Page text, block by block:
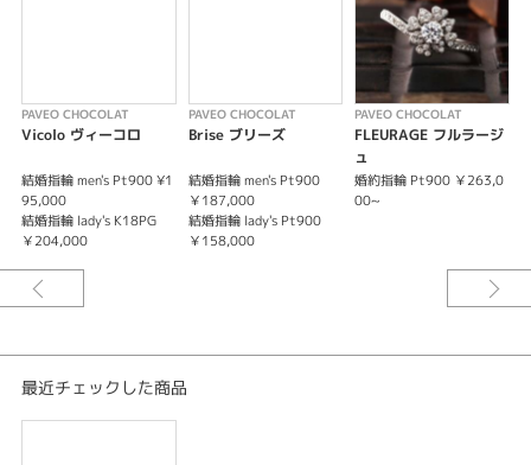
やすらぎでつむぐ日々。シンプルに組み合わされた婚約指輪（エンゲージリ
ング）と結婚指輪（マリッジリング）のセットリング。レディースはダイヤ
モンドで女性らしく、メンズはセンターのみを鏡面仕上げで残し、サイドは
マット加工（つや消し）で男性らしく。
※価格は税込みになります。
※センターダイヤモンドの価格は含まれません。
PAVEO CHOCOLAT
Vicolo ヴィーコロ
結婚指輪 men's Pt900 ¥1
95,000
結婚指輪 lady's K18PG
￥204,000
PAVEO CHOCOLAT
Brise ブリーズ
結婚指輪 men's Pt900
￥187,000
結婚指輪 lady's Pt900
￥158,000
PAVEO CHOCOLAT
FLEURAGE フルラージ
ュ
婚約指輪 Pt900 ￥263,0
00~
最近チェックした商品